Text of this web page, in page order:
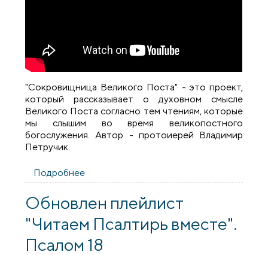
"Сокровищница Великого Поста" - это проект,
который рассказывает о духовном смысле
Великого Поста согласно тем чтениям, которые
мы слышим во время великопостного
богослужения. Автор - протоиерей Владимир
Петручик.
Подробнее
Выпуск 1
Обновлен плейлист
"Читаем Псалтирь вместе".
Псалом 18